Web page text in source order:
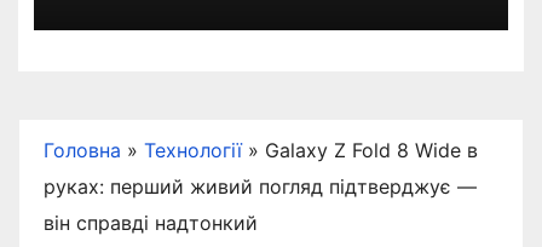
Головна » Технології» Galaxy Z Fold 8 Wide в
руках: перший живий погляд підтверджує —
він справді надтонкий